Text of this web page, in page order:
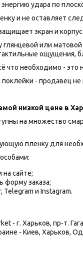
удара по
и не оставляет
экран и
или матовой
ощущения,
необходимо - это
- продавец
низкой цене в
на множество
пленку для
сайте;
форму заказа;
и Instagram.
- г. Харьков, пр-т.
- Киев, Харьков,